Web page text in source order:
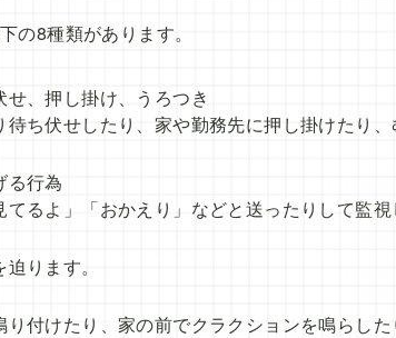
の8種類があります。
、押し掛け、うろつき
待ち伏せしたり、家や勤務先に押し掛けたり
る行為
るよ」「おかえり」などと送ったりして監視
ります。
付けたり、家の前でクラクションを鳴らした